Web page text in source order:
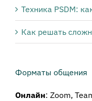
Техника PSDM:
Как решать
Форматы общения
Онлайн: Zoom,